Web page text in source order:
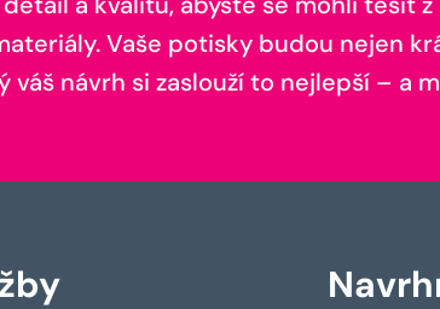
Vaše potisky budou nejen
váš návrh si zaslouží to nejlepší – a